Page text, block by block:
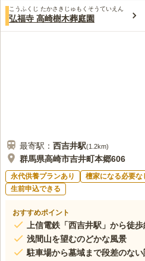
こうふくじ たかさきじゅもくそうていえん
弘福寺 高崎樹木葬庭園
最寄駅： 西吉井駅(1.2km)
群馬県高崎市吉井町本郷606
永代供養プランあり 檀家になる必要な
生前申込できる
おすすめポイント
上信電鉄「西吉井駅」から徒
浅間山を望むのどかな風景
駐車場から墓域まで段差のない